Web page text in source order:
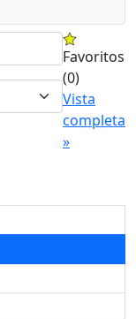
Favoritos
(0)
Vista
completa
»